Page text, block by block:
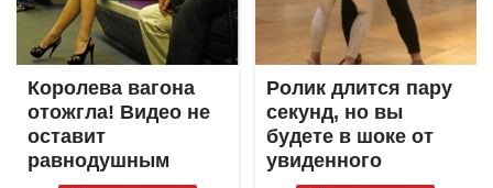
Королева вагона
отожгла! Видео не
оставит
равнодушным
Ролик длится пару
секунд, но вы
будете в шоке от
увиденного